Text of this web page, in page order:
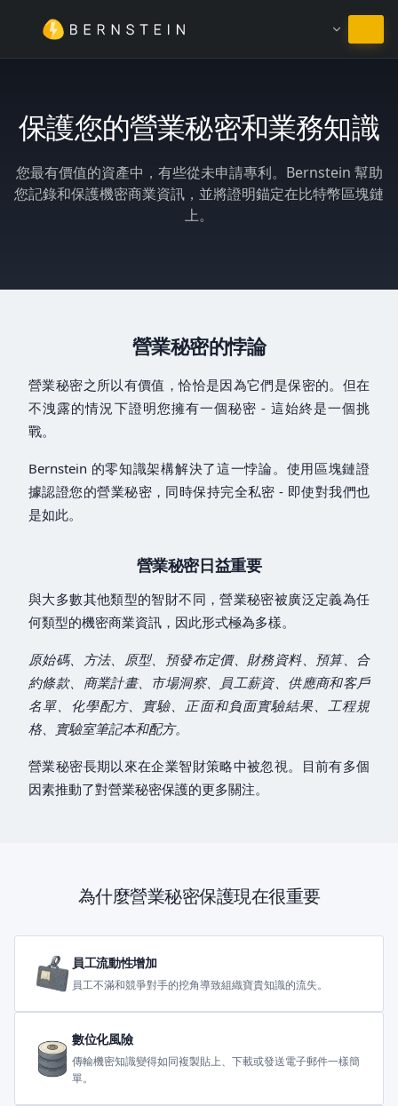
繼續使用繁體中文
保護您的營業秘密和業務知識
您最有價值的資產中，有些從未申請專利。Bernstein 幫助
您記錄和保護機密商業資訊，並將證明錨定在比特幣區塊鏈
上。
營業秘密的悖論
營業秘密之所以有價值，恰恰是因為它們是保密的。但在
不洩露的情況下證明您擁有一個秘密 - 這始終是一個挑
戰。
Bernstein 的零知識架構解決了這一悖論。使用區塊鏈證
據認證您的營業秘密，同時保持完全私密 - 即使對我們也
是如此。
營業秘密日益重要
與大多數其他類型的智財不同，營業秘密被廣泛定義為任
何類型的機密商業資訊，因此形式極為多樣。
原始碼、方法、原型、預發布定價、財務資料、預算、合
約條款、商業計畫、市場洞察、員工薪資、供應商和客戶
名單、化學配方、實驗、正面和負面實驗結果、工程規
格、實驗室筆記本和配方。
營業秘密長期以來在企業智財策略中被忽視。目前有多個
因素推動了對營業秘密保護的更多關注。
為什麼營業秘密保護現在很重要
員工流動性增加
員工不滿和競爭對手的挖角導致組織寶貴知識的流失。
數位化風險
傳輸機密知識變得如同複製貼上、下載或發送電子郵件一樣簡
單。